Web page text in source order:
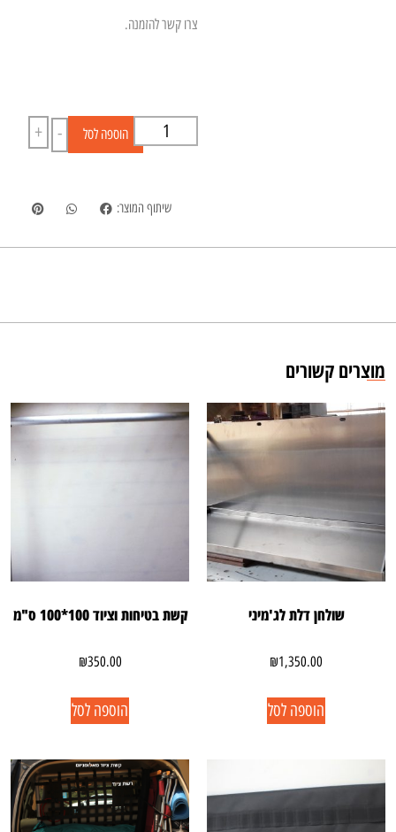
צרו קשר להזמנה.
-
+ הוספה לסל
שיתוף המוצר:
מוצרים קשורים
שולחן דלת לג'מיני
₪1,350.00
הוספה לסל
קשת בטיחות וציוד 100*100 ס"מ
₪350.00
הוספה לסל